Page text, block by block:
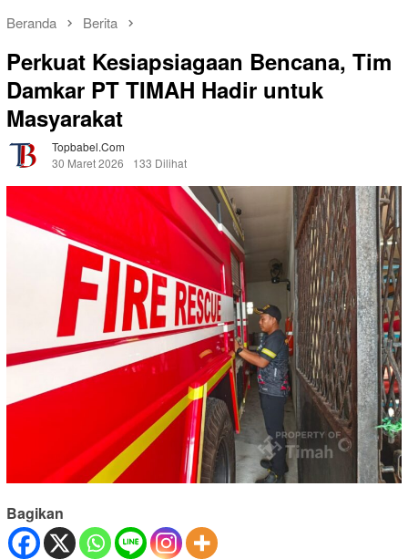
Beranda Berita
Perkuat Kesiapsiagaan Bencana, Tim
Damkar PT TIMAH Hadir untuk
Masyarakat
Topbabel.com
30 Maret 2026
133 Dilihat
Bagikan